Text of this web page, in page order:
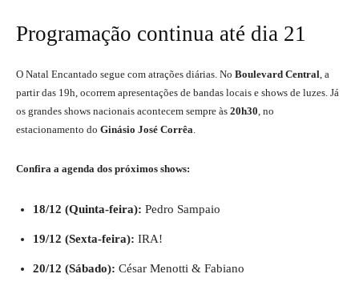
Programação continua até dia 21
O Natal Encantado segue com atrações diárias. No Boulevard Central , a
partir das 19h, ocorrem apresentações de bandas locais e shows de luzes. Já
os grandes shows nacionais acontecem sempre às 20h30 , no
estacionamento do Ginásio José Corrêa
Confira a agenda dos próximos shows:
18/12 (Quinta-feira): Pedro Sampaio
19/12 (Sexta-feira): IRA!
20/12 (Sábado): César Menotti & Fabiano